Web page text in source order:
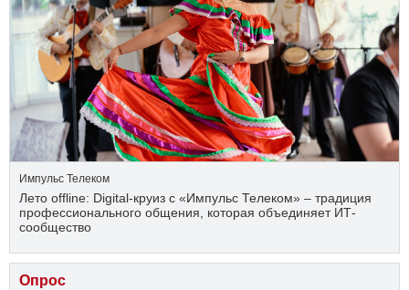
Импульс Телеком
Лето offline: Digital-круиз с «Импульс Телеком» – традиция
профессионального общения, которая объединяет ИТ-
сообщество
Опрос